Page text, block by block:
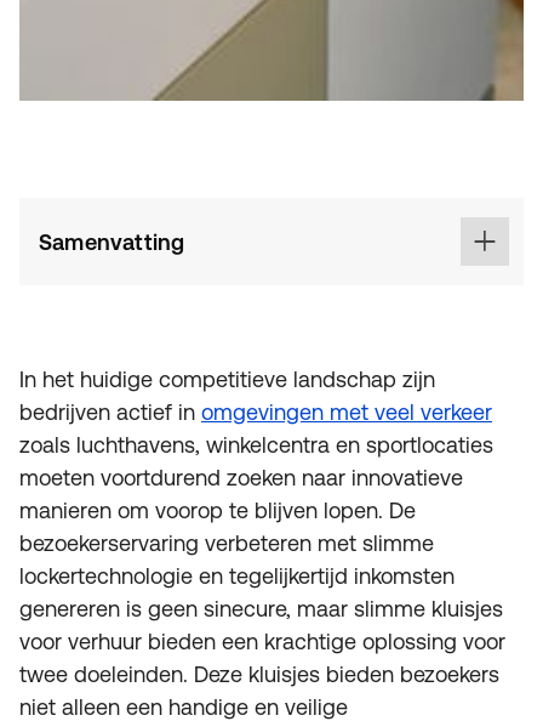
Samenvatting
In het huidige competitieve landschap zijn
bedrijven actief in omgevingen met veel verkeer
zoals luchthavens, winkelcentra en sportlocaties
moeten voortdurend zoeken naar innovatieve
manieren om voorop te blijven lopen. De
bezoekerservaring verbeteren met slimme
lockertechnologie en tegelijkertijd inkomsten
genereren is geen sinecure, maar slimme kluisjes
voor verhuur bieden een krachtige oplossing voor
twee doeleinden. Deze kluisjes bieden bezoekers
niet alleen een handige en veilige